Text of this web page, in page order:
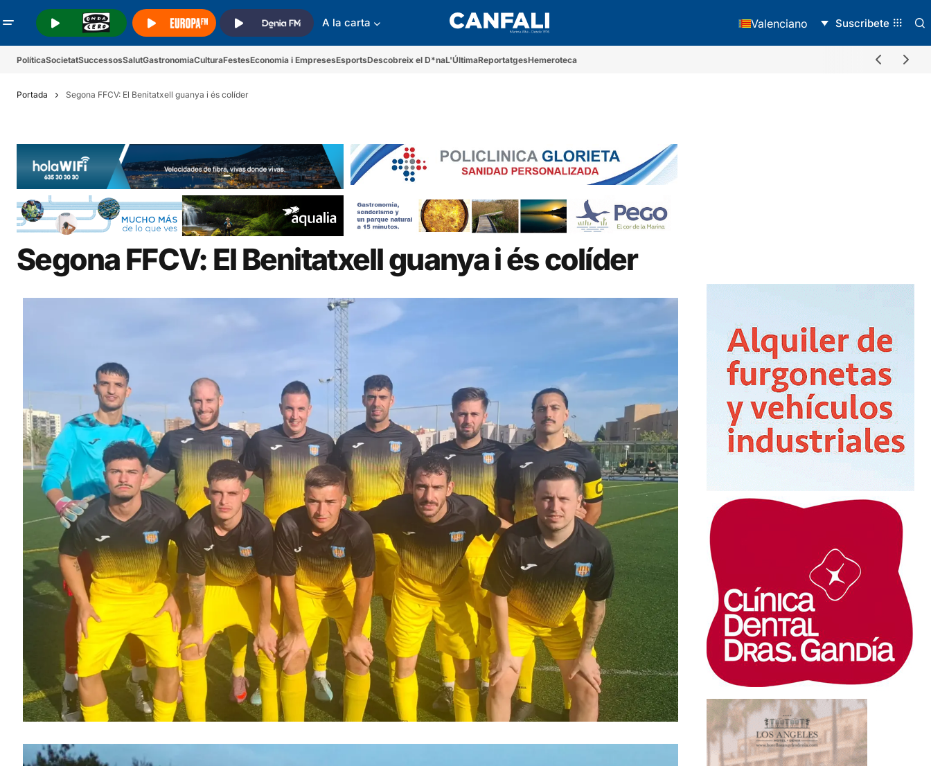
A la carta Valenciano Suscribete
PolíticaSocietatSuccessosSalutGastronomiaCulturaFestesEconomia i EmpresesEsportsDescobreix el D*naL'ÚltimaReportatgesHemeroteca
Portada Segona FFCV: El Benitatxell guanya i és colíder
Segona FFCV: El Benitatxell guanya i és colíder